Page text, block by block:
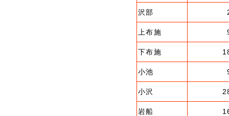
沢部
上布施
下布施
小池
小沢
岩船